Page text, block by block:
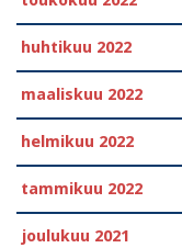
huhtikuu 2022
maaliskuu 2022
helmikuu 2022
tammikuu 2022
joulukuu 2021